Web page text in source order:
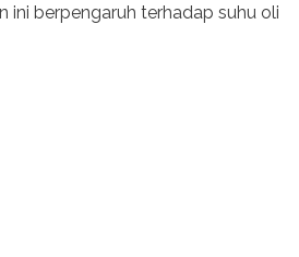
ini berpengaruh terhadap suhu oli